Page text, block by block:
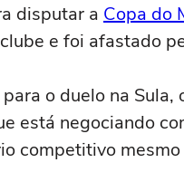
disputar a Copa do
e foi afastado
o duelo na
está negociando
competitivo